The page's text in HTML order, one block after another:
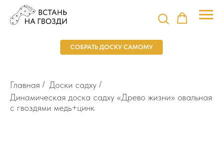
СОБРАТЬ ДОСКУ САМОМУ
Главная / Доски садху /
Динамическая доска садху «Древо жизни» овальная
с гвоздями медь+цинк